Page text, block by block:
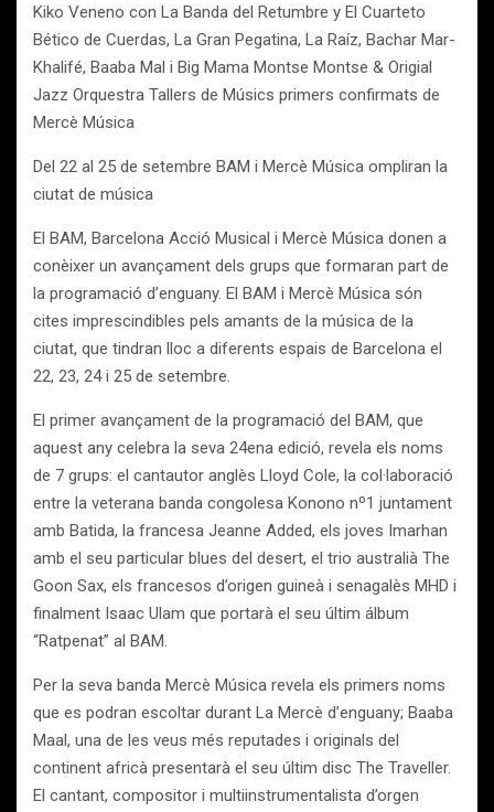
Kiko Veneno con La Banda del Retumbre y El Cuarteto
Bético de Cuerdas, La Gran Pegatina, La Raíz, Bachar Mar-
Khalifé, Baaba Mal i Big Mama Montse Montse & Origial
Jazz Orquestra Tallers de Músics primers confirmats de
Mercè Música
Del 22 al 25 de setembre BAM i Mercè Música ompliran la
ciutat de música
El BAM, Barcelona Acció Musical i Mercè Música donen a
conèixer un avançament dels grups que formaran part de
la programació d’enguany. El BAM i Mercè Música són
cites imprescindibles pels amants de la música de la
ciutat, que tindran lloc a diferents espais de Barcelona el
22, 23, 24 i 25 de setembre.
El primer avançament de la programació del BAM, que
aquest any celebra la seva 24ena edició, revela els noms
de 7 grups: el cantautor anglès Lloyd Cole, la col·laboració
entre la veterana banda congolesa Konono nº1 juntament
amb Batida, la francesa Jeanne Added, els joves Imarhan
amb el seu particular blues del desert, el trio australià The
Goon Sax, els francesos d’origen guineà i senagalès MHD i
finalment Isaac Ulam que portarà el seu últim álbum
“Ratpenat” al BAM.
Per la seva banda Mercè Música revela els primers noms
que es podran escoltar durant La Mercè d’enguany; Baaba
Maal, una de les veus més reputades i originals del
continent africà presentarà el seu últim disc The Traveller.
El cantant, compositor i multiinstrumentalista d’orgen